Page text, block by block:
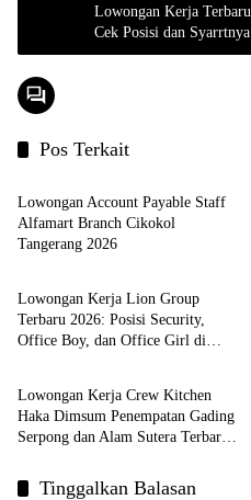
Lowongan Kerja
Cek Posisi dan
Pos Terkait
LOKER TANGERANG
Lowongan Account Payable Staff
Alfamart Branch Cikokol
Tangerang 2026
LOKER TANGERANG
Lowongan Kerja Lion Group
Terbaru 2026: Posisi Security,
Office Boy, dan Office Girl di
LOKER TANGERANG
Lowongan Kerja Crew Kitchen
Haka Dimsum Penempatan Gading
Serpong dan Alam Sutera Terbaru
Tinggalkan Balasan